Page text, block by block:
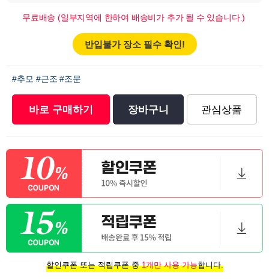
무료배송 (일부지역에 한하여 배송비가 추가 될 수 있습니다.)
반입불가 장소 필수 확인!
#추모 #근조 #조문
바로 구매하기 장바구니 관심상품
할인쿠폰 또는 적립쿠폰 중1개만 사용 가능합니다.